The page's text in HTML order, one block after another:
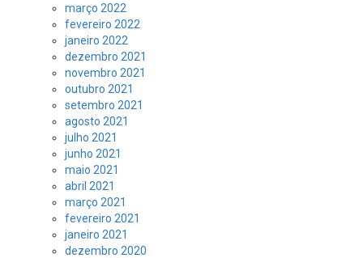
março 2022
fevereiro 2022
janeiro 2022
dezembro 2021
novembro 2021
outubro 2021
setembro 2021
agosto 2021
julho 2021
junho 2021
maio 2021
abril 2021
março 2021
fevereiro 2021
janeiro 2021
dezembro 2020